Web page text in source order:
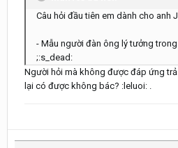
Câu hỏi đầu tiên em dành cho anh
- Mẫu người đàn ông lý tưởng
;:s_dead:
Người hỏi mà không được đáp ứng
lại có được không bác? :leluoi: .